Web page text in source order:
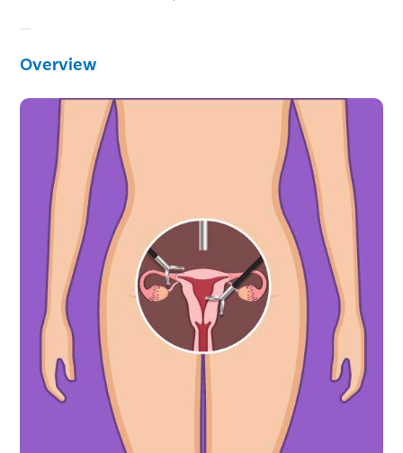
Overview